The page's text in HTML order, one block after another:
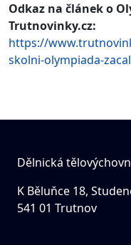
Odkaz na článek o
Trutnovinky.cz:
https://
skolni-olympiada-
Dělnická
K Běluňce 18,
541 01 Trutnov